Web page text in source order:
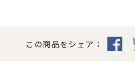
この商品をシェア：